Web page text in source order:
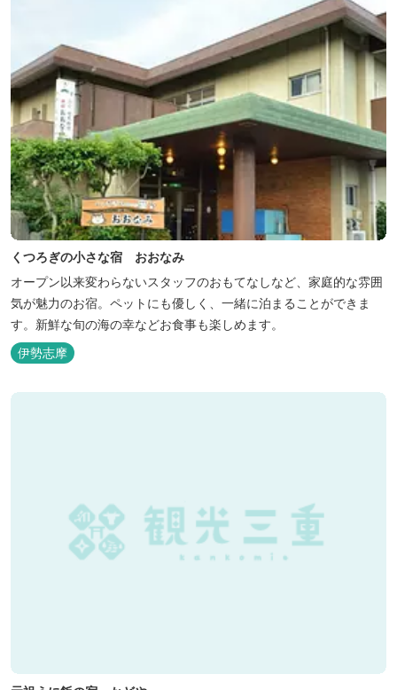
くつろぎの小さな宿 おおなみ
オープン以来変わらないスタッフのおもてなしなど、家庭的な雰囲
気が魅力のお宿。ペットにも優しく、一緒に泊まることができま
す。新鮮な旬の海の幸などお食事も楽しめます。
伊勢志摩